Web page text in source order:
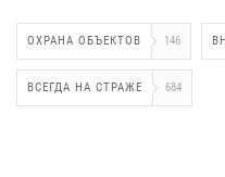
ОХРАНА ОБЪЕКТОВ 146
ВСЕГДА НА СТРАЖЕ 684